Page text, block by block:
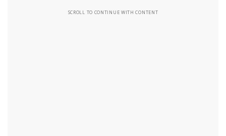
SCROLL TO CONTINUE WITH CONTENT